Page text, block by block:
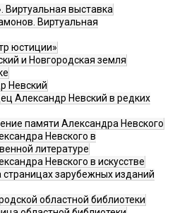
Виртуальная выставка
Виртуальная
юстиции»
и Новгородская земля
Невский
Александр Невский в редких
памяти Александра Невского
Невского в
литературе
Невского в искусстве
страницах зарубежных изданий
областной библиотеки